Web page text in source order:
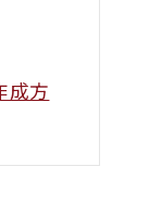
成方